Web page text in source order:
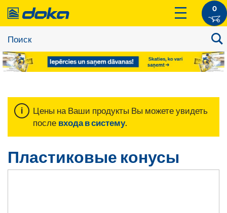
0
Цены на Ваши продукты Вы можете увидеть
после входа в систему.
Пластиковые конусы